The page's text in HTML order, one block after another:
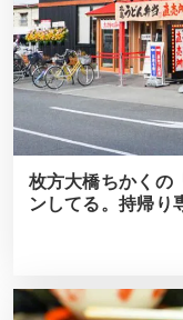
枚方大橋ちかくの
ンしてる。持帰り